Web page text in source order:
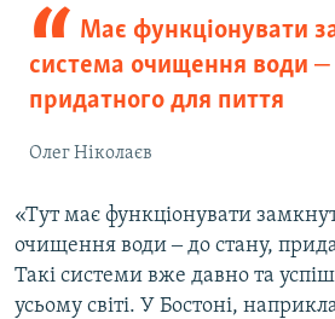
Має функціонувати
система очищення води ‒
придатного для пиття
Олег Ніколаєв
«Тут має функціонувати
очищення води ‒ до стану,
Такі системи вже давно та
усьому світі. У Бостоні,